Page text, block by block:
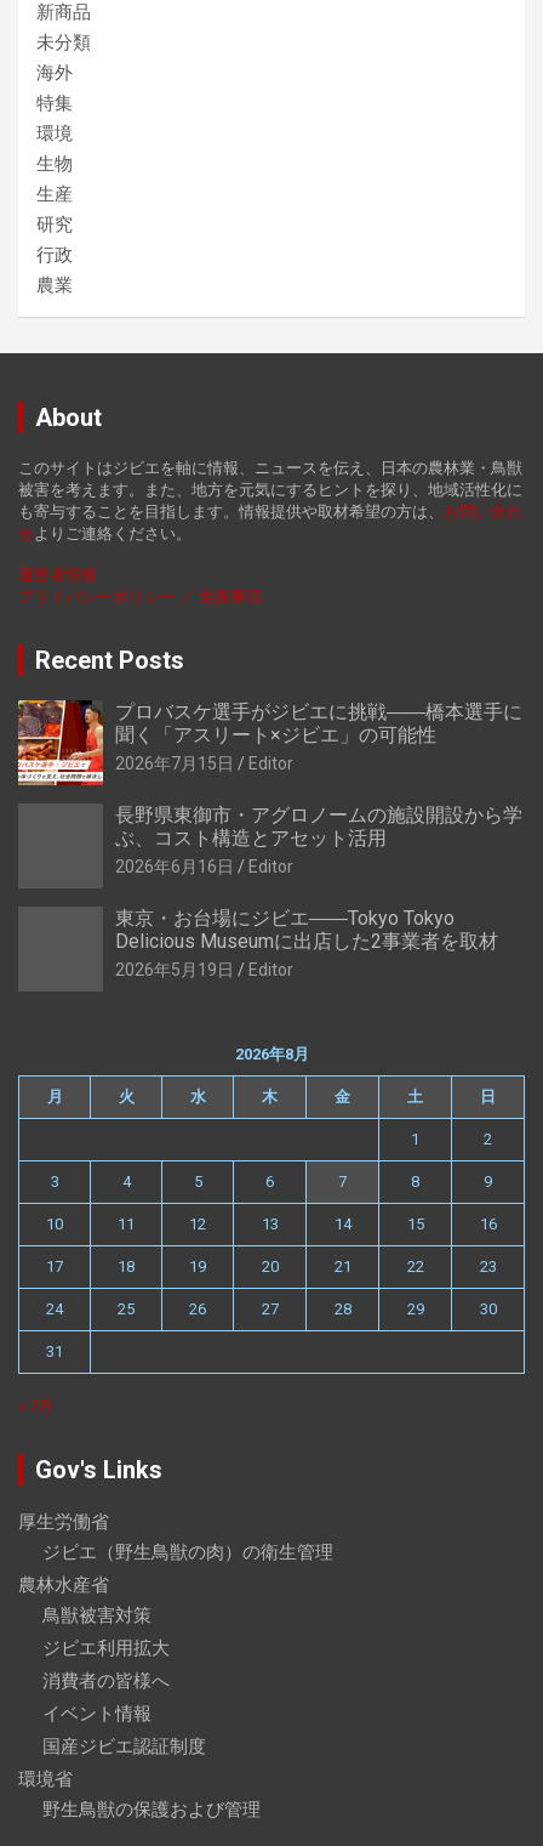
新商品
未分類
海外
特集
環境
生物
生産
研究
行政
農業
About
このサイトはジビエを軸に情報、ニュースを伝え、日本の農林業・鳥獣
被害を考えます。また、地方を元気にするヒントを探り、地域活性化に
も寄与することを目指します。情報提供や取材希望の方は、 お問い合わ
せよりご連絡ください。
運営者情報
プライバシーポリシー ／ 免責事項
Recent Posts
プロバスケ選手がジビエに挑戦――橋本選手に
聞く「アスリート×ジビエ」の可能性
2026年7月15日 Editor
長野県東御市・アグロノームの施設開設から学
ぶ、コスト構造とアセット活用
2026年6月16日 Editor
東京・お台場にジビエ――Tokyo Tokyo
Delicious Museumに出店した2事業者を取材
2026年5月19日 Editor
2026年8月
月 火 水 木 金 土 日
1 2
3 4 5 6 7 8 9
10 11 12 13 14 15 16
17 18 19 20 21 22 23
24 25 26 27 28 29 30
31
« 7月
Gov's Links
厚生労働省
ジビエ（野生鳥獣の肉）の衛生管理
農林水産省
鳥獣被害対策
ジビエ利用拡大
消費者の皆様へ
イベント情報
国産ジビエ認証制度
環境省
野生鳥獣の保護および管理